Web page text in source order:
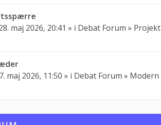
maj 2026, 20:41 » i Debat Forum » Projekt
maj 2026, 11:50 » i Debat Forum » Modern